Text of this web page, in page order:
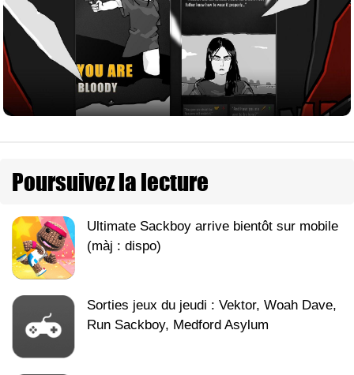
Poursuivez la lecture
Ultimate Sackboy arrive bientôt sur mobile
(màj : dispo)
Sorties jeux du jeudi : Vektor, Woah Dave,
Run Sackboy, Medford Asylum